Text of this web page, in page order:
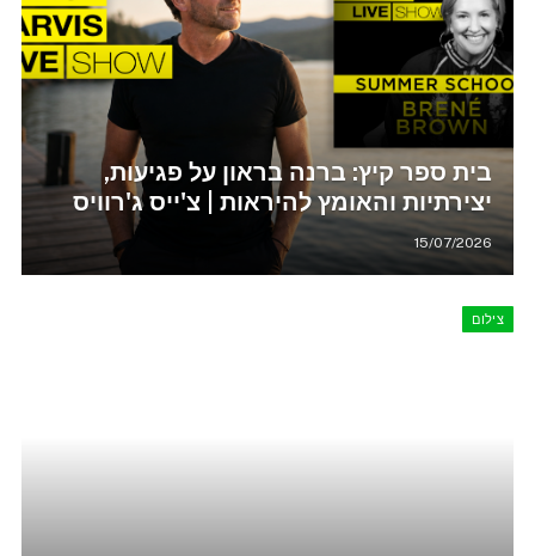
בית ספר קיץ: ברנה בראון על פגיעות,
יצירתיות והאומץ להיראות | צ'ייס ג'רוויס
15/07/2026
צילום